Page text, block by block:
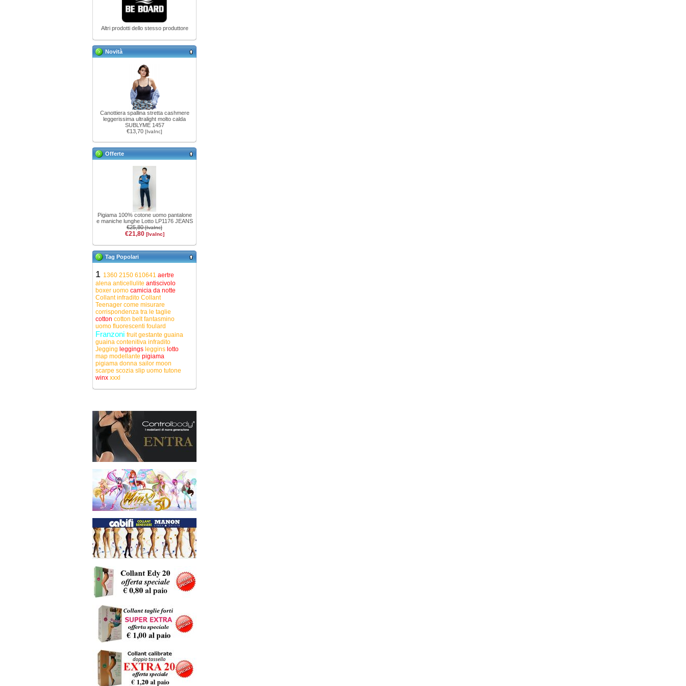
Altri prodotti dello stesso produttore
Novità
Canottiera spallina stretta cashmere
leggerissima ultralight molto calda
SUBLYME 1457
€13,70 [IvaInc]
Offerte
Pigiama 100% cotone uomo pantalone
e maniche lunghe Lotto LP1176 JEANS
€25,80[IvaInc]
€21,80 [IvaInc]
Tag Popolari
1 1360 2150 610641 aertre
alena anticellulite antiscivolo
boxer uomo camicia da notte
Collant infradito Collant
Teenager come misurare
corrispondenza tra le taglie
cotton cotton beltfantasmino
uomo fluorescenti foulard
Franzoni fruitgestante guaina
guaina contenitiva infradito
Jegging leggings leggins lotto
map modellante pigiama
pigiama donna sailor moon
scarpe scozia slip uomo tutone
winx xxxl